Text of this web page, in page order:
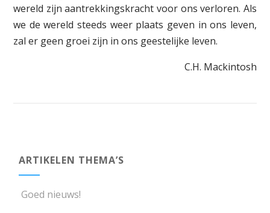
wereld zijn aantrekkingskracht voor ons verloren. Als
we de wereld steeds weer plaats geven in ons leven,
zal er geen groei zijn in ons geestelijke leven.
C.H. Mackintosh
ARTIKELEN THEMA’S
Goed nieuws!